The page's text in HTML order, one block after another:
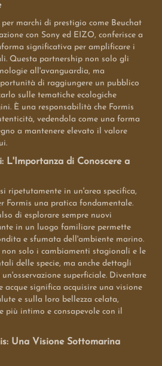
marchi di prestigio come Beuchat
con Sony ed EIZO, conferisce a
significativa per amplificare i
Questa partnership non solo gli
all'avanguardia, ma
di raggiungere un pubblico
sulle tematiche ecologiche
È una responsabilità che Formis
vedendola come una forma
a mantenere elevato il valore
L'Importanza di Conoscere a
ripetutamente in un'area specifica,
Formis una pratica fondamentale.
di esplorare sempre nuovi
in un luogo familiare permette
e sfumata dell'ambiente marino.
solo i cambiamenti stagionali e le
delle specie, ma anche dettagli
superficiale. Diventare
acque significa acquisire una visione
e sulla loro bellezza celata,
più intimo e consapevole con il
Una Visione Sottomarina